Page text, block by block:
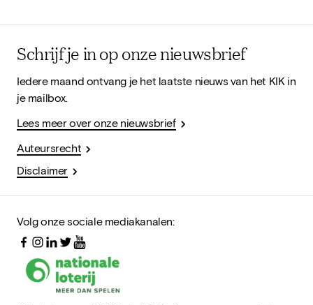
Schrijf je in op onze nieuwsbrief
Iedere maand ontvang je het laatste nieuws van het KIK in
je mailbox.
Lees meer over onze nieuwsbrief
Auteursrecht
Disclaimer
Volg onze sociale mediakanalen: